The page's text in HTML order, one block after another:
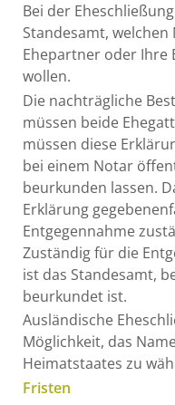
Bei der
Standesamt, welchen
Ehepartner oder Ihre
wollen.
Die nachträgliche
müssen beide
müssen diese
bei einem Notar
beurkunden lassen.
Erklärung
Entgegennahme
Zuständig für die
ist das Standesamt,
beurkundet ist.
Ausländische
Möglichkeit, das
Heimatstaates zu
Fristen